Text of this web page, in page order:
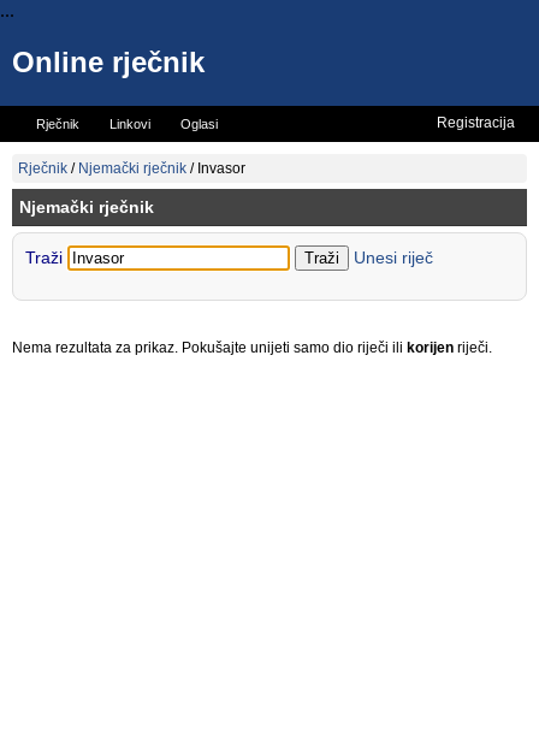
...
Online rječnik
Rječnik Linkovi Oglasi
Vicevi Mini rječnik
Registracija
Rječnik / Njemački rječnik / Invasor
Njemački rječnik
Traži Unesi riječ
Nema rezultata za prikaz. Pokušajte unijeti samo dio riječi ili korijen riječi.